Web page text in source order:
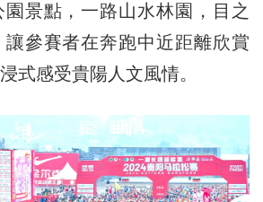
園景點，一路山水林園，目之
讓參賽者在奔跑中近距離欣賞
式感受貴陽人文風情。